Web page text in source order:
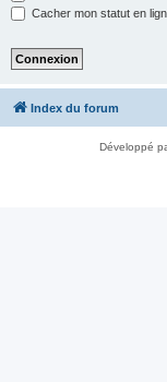
Cacher mon statut en
Index du forum
Développé